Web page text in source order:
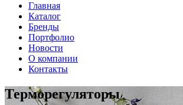
Главная
Каталог
Бренды
Портфолио
Новости
О компании
Контакты
Терморегуляторы